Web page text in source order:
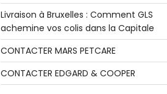
Livraison à Bruxelles : Comment GLS
achemine vos colis dans la Capitale
CONTACTER MARS PETCARE
CONTACTER EDGARD & COOPER